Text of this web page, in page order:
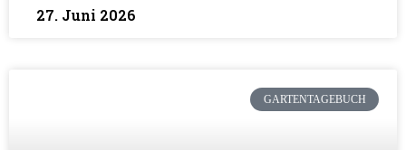
27. Juni 2026
GARTENTAGEBUCH